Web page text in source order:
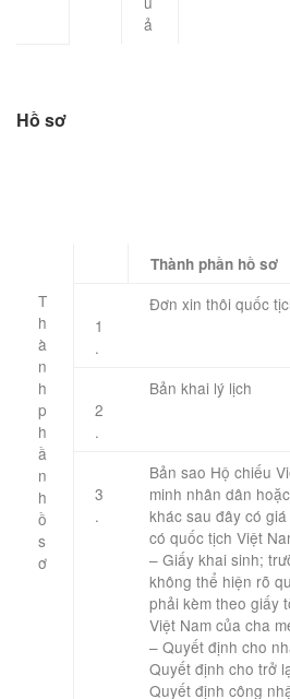
ả
Hồ sơ
T
h
à
n
h
p
h
ầ
n
h
ồ
s
ơ ​
​Thành phần hồ sơ
1
.
Đơn xin thôi quốc
2
.
Bản khai lý lịch
3
.
Bản sao Hộ chiếu
minh nhân dân
khác sau đây có
có quốc tịch Việt
– Giấy khai sinh;
không thể hiện rõ
phải kèm theo giấy
Việt Nam của cha
– Quyết định cho
Quyết định cho trở
Quyết định công